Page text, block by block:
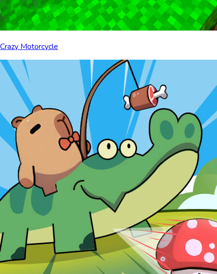
Crazy Motorcycle